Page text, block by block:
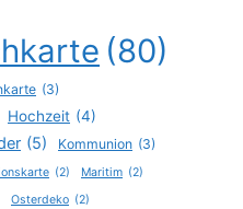
(80)
(3)
Hochzeit (4)
(5) Kommunion (3)
(2) Maritim (2)
Osterdeko (2)